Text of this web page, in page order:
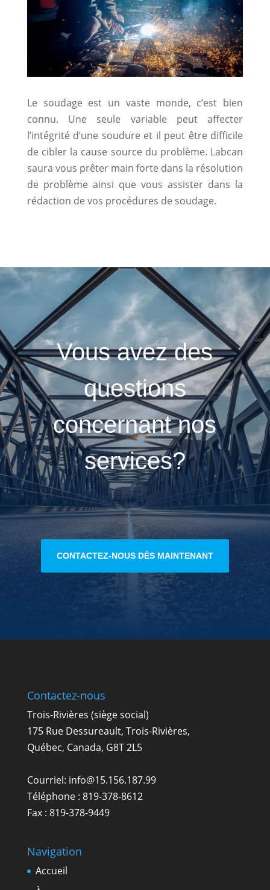
Le soudage est un vaste monde, c’est bien
connu. Une seule variable peut affecter
l’intégrité d’une soudure et il peut être difficile
de cibler la cause source du problème. Labcan
saura vous prêter main forte dans la résolution
de problème ainsi que vous assister dans la
rédaction de vos procédures de soudage.
Vous avez des
questions
concernant nos
services?
CONTACTEZ-NOUS DÈS MAINTENANT
Contactez-nous
Trois-Rivières (siège social)
175 Rue Dessureault, Trois-Rivières,
Québec, Canada, G8T 2L5
Courriel: info@15.156.187.99
Téléphone : 819-378-8612
Fax : 819-378-9449
Navigation
Accueil